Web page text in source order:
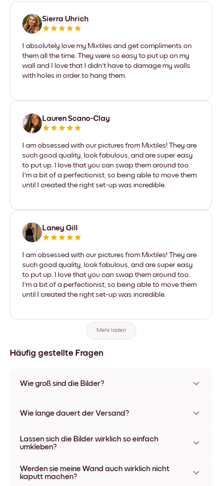
Sierra Uhrich
I absolutely love my Mixtiles and get compliments on
them all the time. They were so easy to put up on my
wall and I love that I didn't have to damage my walls
with holes in order to hang them.
Lauren Scano-Clay
I am obsessed with our pictures from Mixtiles! They are
such good quality, look fabulous, and are super easy
to put up. I love that you can swap them around too.
I'm a bit of a perfectionist, so being able to move them
until I created the right set-up was incredible.
Laney Gill
I am obsessed with our pictures from Mixtiles! They are
such good quality, look fabulous, and are super easy
to put up. I love that you can swap them around too.
I'm a bit of a perfectionist, so being able to move them
until I created the right set-up was incredible.
Mehr laden
Häufig gestellte Fragen
Wie groß sind die Bilder?
Unsere einzigartigen Hauptbilder sind 56x112 cm groß.
Wie lange dauert der Versand?
Ländern bieten wir auch Expressversand an. Den Trackinglink
bekommst Du nach Bestellaufgabe zugeschickt.
Lassen sich die Bilder wirklich so einfach
umkleben?
umpositionieren zu lassen, ohne die Wände dabei zu
beschädigen.
Werden sie meine Wand auch wirklich nicht
kaputt machen?